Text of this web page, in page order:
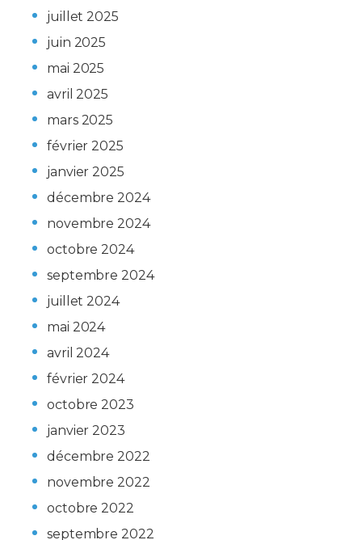
juillet 2025
juin 2025
mai 2025
avril 2025
mars 2025
février 2025
janvier 2025
décembre 2024
novembre 2024
octobre 2024
septembre 2024
juillet 2024
mai 2024
avril 2024
février 2024
octobre 2023
janvier 2023
décembre 2022
novembre 2022
octobre 2022
septembre 2022